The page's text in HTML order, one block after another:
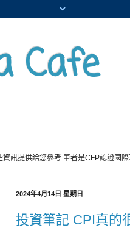
Cafe
訊提供給您參考 筆者是CFP認證國
2024年4月14日 星期日
投資筆記 CPI真的